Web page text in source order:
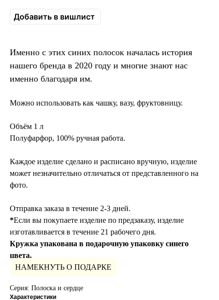
Добавить в вишлист
Именно с этих синих полосок началась история
нашего бренда в 2020 году и многие знают нас
именно благодаря им.
Можно использовать как чашку, вазу, фруктовницу.
Объём 1 л
Полуфарфор, 100% ручная работа.
Каждое изделие сделано и расписано вручную, изделие
может незначительно отличаться от представленного на
фото.
Отправка заказа в течение 2-3 дней.
*Если вы покупаете изделие по предзаказу, изделие
изготавливается в течение 21 рабочего дня.
Кружка упакована в подарочную упаковку синего
цвета.
НАМЕКНУТЬ О ПОДАРКЕ
Серия: Полоска и сердце
Характеристики